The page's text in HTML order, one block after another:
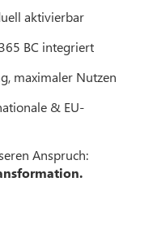
aktivierbar
BC integriert
maximaler Nutzen
& EU-
Anspruch: